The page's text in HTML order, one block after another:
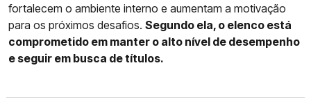
fortalecem o ambiente interno e aumentam a motivação
para os próximos desafios. Segundo ela, o elenco está
comprometido em manter o alto nível de desempenho
e seguir em busca de títulos.